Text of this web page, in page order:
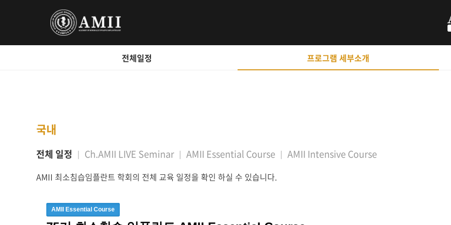
전체일정 프로그램 세부소개
국내
전체 일정 Ch.AMII LIVE Seminar AMII Essential Course AMII Intensive Course
AMII 최소침습임플란트 학회의 전체 교육 일정을 확인 하실 수 있습니다.
AMII Essential Course